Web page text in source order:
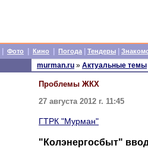
Фото Кино Погода Тендеры
murman.ru » Актуальные темы
Проблемы ЖКХ
27 августа 2012 г. 11:45
ГТРК "Мурман"
"Колэнергосбыт"